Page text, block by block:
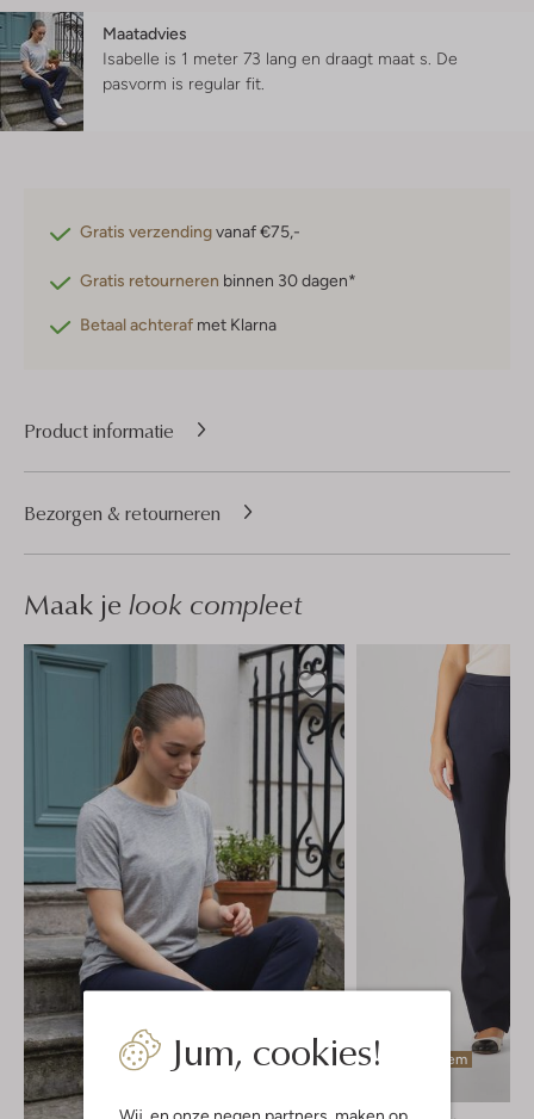
Jum, cookies!
Wij, en onze negen partners , maken op
Maatadvies
Isabelle is 1 meter 73 lang en draagt maat s. De
pasvorm is regular fit
Gratis verzendingvanaf €75,-
Gratis retourneren binnen 30 dagen*
Betaal achteraf met Klarna
Product informatie
Bezorgen & retourneren
Maak je look compleet
Laatste item